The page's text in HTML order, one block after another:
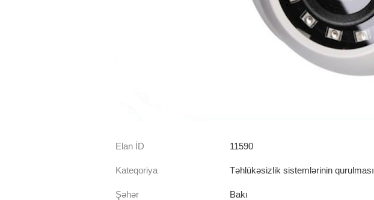
Elan İD 11590
Kateqoriya Təhlükəsizlik sistemlərinin qurulması
Şəhər Bakı